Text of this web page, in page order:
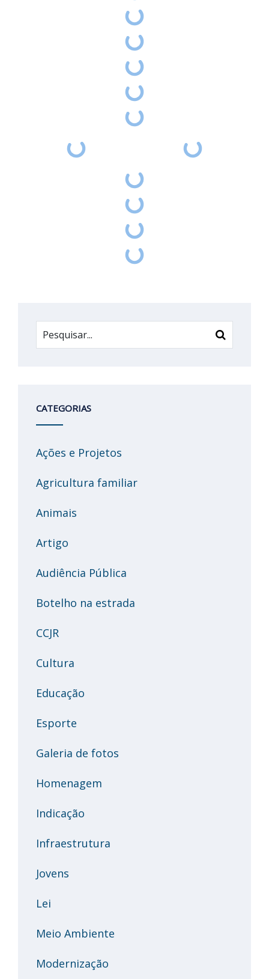
CATEGORIAS
Ações e Projetos
Agricultura familiar
Animais
Artigo
Audiência Pública
Botelho na estrada
CCJR
Cultura
Educação
Esporte
Galeria de fotos
Homenagem
Indicação
Infraestrutura
Jovens
Lei
Meio Ambiente
Modernização